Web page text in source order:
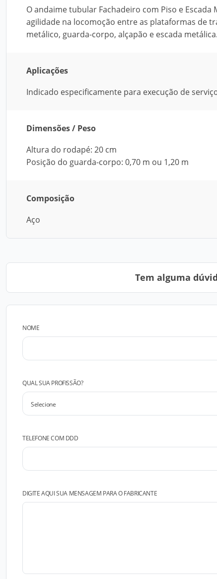
O andaime tubular Fachadeiro com Piso e
agilidade na locomoção entre as plataformas de
metálico, guarda-corpo, alçapão e escada metálica.
Aplicações
Indicado especificamente para execução de
Dimensões / Peso
Altura do rodapé: 20 cm
Posição do guarda-corpo: 0,70 m ou 1,20 m
Composição
Aço
Tem alguma
NOME
QUAL SUA PROFISSÃO?
TELEFONE COM DDD
DIGITE AQUI SUA MENSAGEM PARA O FABRICANTE